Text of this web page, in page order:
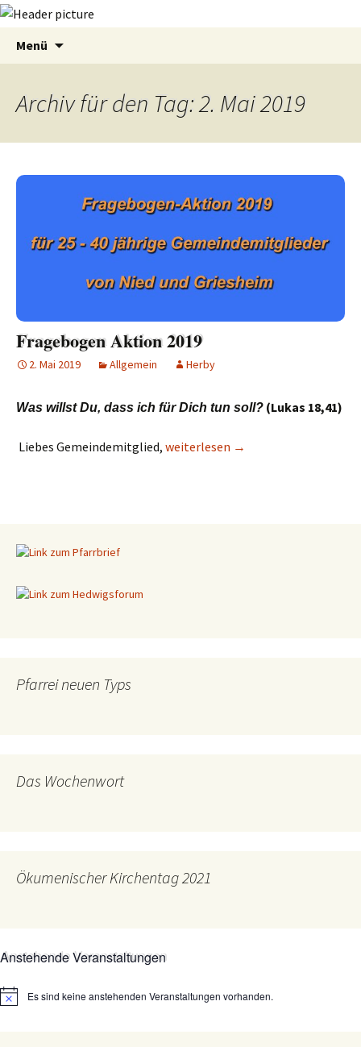
Menü
Archiv für den Tag: 2. Mai 2019
Fragebogen Aktion 2019
2. Mai 2019 Allgemein Herby
Was willst Du, dass ich für Dich tun soll? (Lukas 18,41)
Liebes Gemeindemitglied, Fragebogen Aktion 2019
weiterlesen →
Pfarrei neuen Typs
Das Wochenwort
Ökumenischer Kirchentag 2021
Anstehende Veranstaltungen
HinweisEs sind keine anstehenden Veranstaltungen vorhanden.